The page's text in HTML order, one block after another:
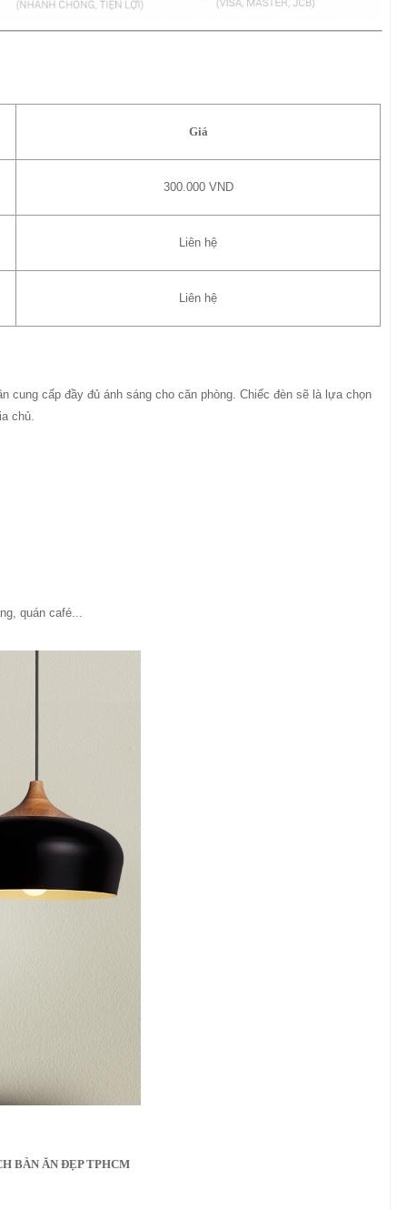
Giá
300.000 VND
Liên hệ
Liên hệ
cung cấp đầy đủ ánh sáng cho căn phòng. Chiếc đèn sẽ là lựa chọn
chủ.
quán café...
BÀN ĂN ĐẸP TPHCM